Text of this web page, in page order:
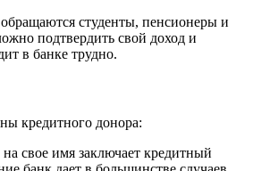
студенты, пенсионеры и
подтвердить свой доход и
в банке трудно.
кредитного донора:
свое имя заключает кредитный